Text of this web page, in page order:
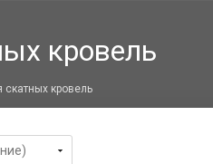
кровель
кровель